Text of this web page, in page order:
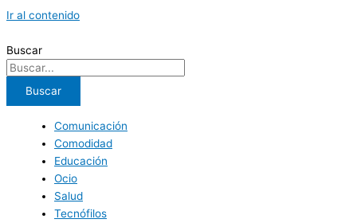
Ir al contenido
Buscar
Buscar
Comunicación
Comodidad
Educación
Ocio
Salud
Tecnófilos